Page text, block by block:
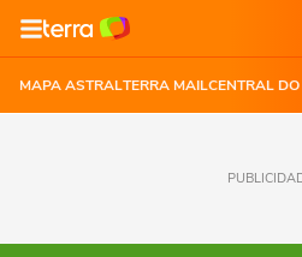
MAPA ASTRALTERRA MAILCENTRAL